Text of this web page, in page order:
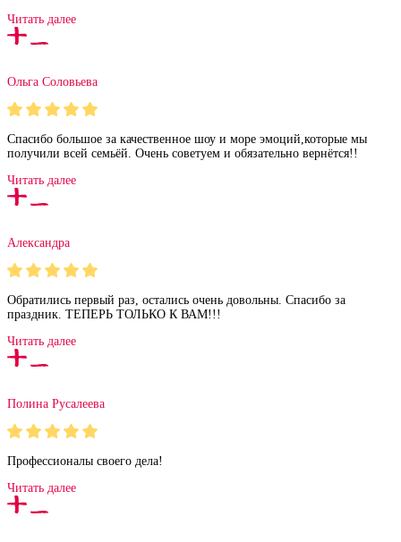
Читать далее
Ольга Соловьева
Спасибо большое за качественное шоу и море эмоций,которые мы
получили всей семьёй. Очень советуем и обязательно вернётся!!
Читать далее
Александра
Обратились первый раз, остались очень довольны. Спасибо за
праздник. ТЕПЕРЬ ТОЛЬКО К ВАМ!!!
Читать далее
Полина Русалеева
Профессионалы своего дела!
Читать далее